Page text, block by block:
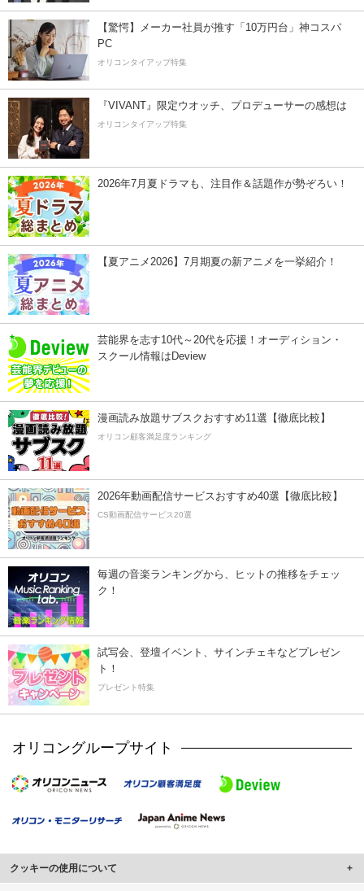
【驚愕】メーカー社員が推す「10万円台」神コスパ
PC
オリコンタイアップ特集
『VIVANT』限定ウオッチ、プロデューサーの感想は
オリコンタイアップ特集
2026年7月夏ドラマも、注目作＆話題作が勢ぞろい！
【夏アニメ2026】7月期夏の新アニメを一挙紹介！
芸能界を志す10代～20代を応援！オーディション・
スクール情報はDeview
漫画読み放題サブスクおすすめ11選【徹底比較】
オリコン顧客満足度ランキング
2026年動画配信サービスおすすめ40選【徹底比較】
CS動画配信サービス20選
毎週の音楽ランキングから、ヒットの推移をチェッ
ク！
試写会、登壇イベント、サインチェキなどプレゼン
ト！
プレゼント特集
オリコングループサイト
クッキーの使用について